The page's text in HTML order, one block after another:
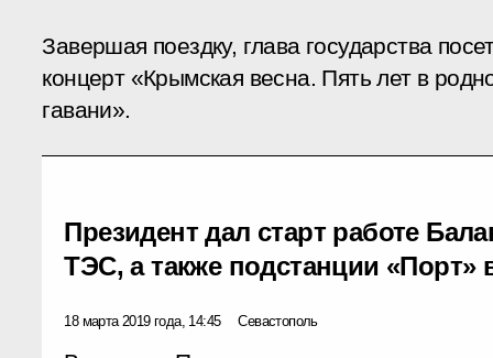
Завершая поездку, глава государства
концерт «Крымская весна. Пять лет в
гавани».
Президент дал старт работе
ТЭС, а также подстанции «Порт»
18 марта 2019 года, 14:45 Севастополь